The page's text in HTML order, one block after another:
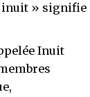
inuit » signifie
Inuit